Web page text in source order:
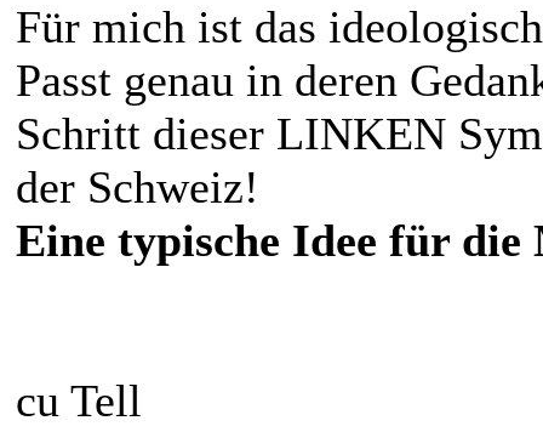
Für mich ist das
Passt genau in deren
Schritt dieser LINKEN
der Schweiz!
Eine typische Idee für
cu Tell